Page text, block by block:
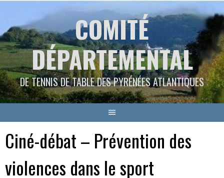
contenu
COMITÉ
DÉPARTEMENTAL
DE TENNIS DE TABLE DES PYRÉNÉES ATLANTIQUES
Ciné-débat – Prévention des
violences dans le sport